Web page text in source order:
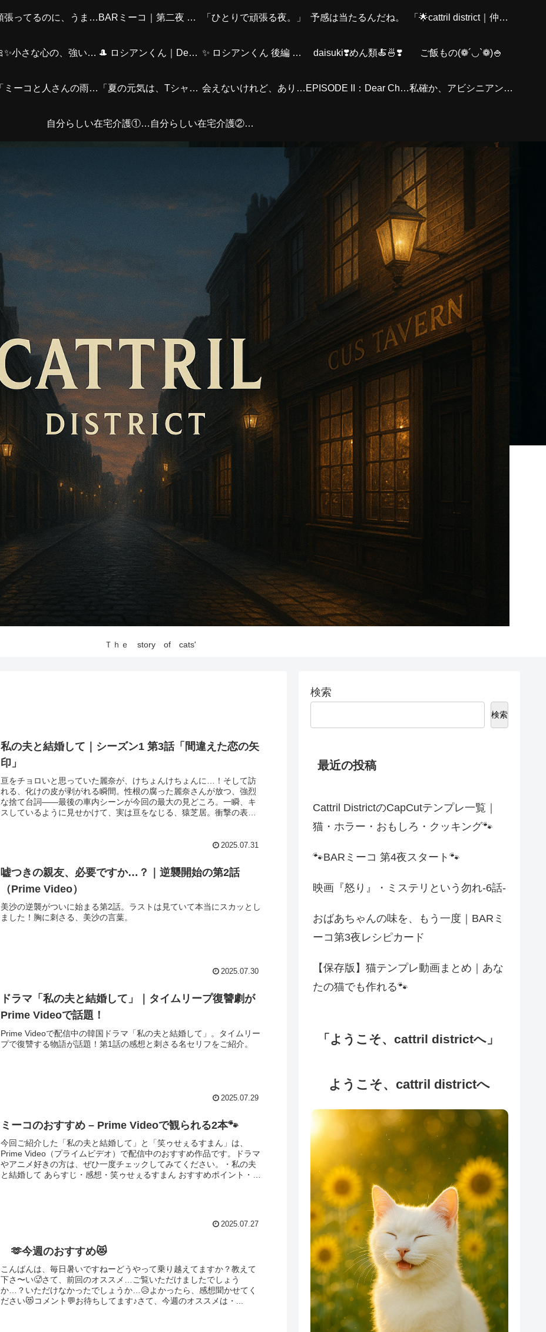
Ｔｈｅ story of cats'
頑張ってるのに、うまくいかない夜に。―シャムくん篇― BARミーコ｜第二夜 ベンガルさん篇 「ひとりで頑張る夜。」 予感は当たるんだね。 「🌟cattril district｜仲間紹介」
🎀✨小さな心の、強い友情～（ミーコver.） 🎩 ロシアンくん｜Departure編 ✨ ロシアンくん 後編 – The Road Back ✨ daisuki❣️めん類🍝🍜❣️ ご飯もの(❁´◡`❁)🍚
「ミーコと人さんの雨の日スタイル｜お気に入りチャームとともに」 「夏の元気は、Tシャツとデニムから。アクセとバッグで私らしく！」 会えないけれど、ありがとう。お父さんへ。 EPISODE II：Dear Chiro 私確か、アビシニアン？あの、スレンダーの？
自分らしい在宅介護①〜はじめに〜 自分らしい在宅介護②｜介護する側の心身の疲れ
私の夫と結婚して｜シーズン1 第3話「間違えた恋の矢
印」
亘をチョロいと思っていた麗奈が、けちょんけちょんに…！そして訪
れる、化けの皮が剥がれる瞬間。性根の腐った麗奈さんが放つ、強烈
な捨て台詞――最後の車内シーンが今回の最大の見どころ。一瞬、キ
スしているように見せかけて、実は亘をなじる、猿芝居。衝撃の表情
2025.07.31
嘘つきの親友、必要ですか…？｜逆襲開始の第2話
（Prime Video）
美沙の逆襲がついに始まる第2話。ラストは見ていて本当にスカッとし
ました！胸に刺さる、美沙の言葉。
2025.07.30
ドラマ「私の夫と結婚して」｜タイムリープ復讐劇が
Prime Videoで話題！
Prime Videoで配信中の韓国ドラマ「私の夫と結婚して」。タイムリー
プで復讐する物語が話題！第1話の感想と刺さる名セリフをご紹介。
2025.07.29
ミーコのおすすめ – Prime Videoで観られる2本🐾
今回ご紹介した「私の夫と結婚して」と「笑ゥせぇるすまん」は、
Prime Video（プライムビデオ）で配信中のおすすめ作品です。ドラマ
やアニメ好きの方は、ぜひ一度チェックしてみてください。・私の夫
と結婚して あらすじ・感想・笑ゥせぇるすまん おすすめポイント・
2025.07.27
🫶今週のおすすめ😻
こんばんは、毎日暑いですねーどうやって乗り越えてますか？教えて
下さ〜い🥵さて、前回のオススメ…ご覧いただけましたでしょう
か…？いただけなかったでしょうか…😥よかったら、感想聞かせてく
ださい😻コメント💬お待ちしてます♪さて、今週のオススメは・...
検索
検索
最近の投稿
Cattril DistrictのCapCutテンプレ一覧｜
猫・ホラー・おもしろ・クッキング🐾
🐾BARミーコ 第4夜スタート🐾
映画『怒り』・ミステリという勿れ-6話-
おばあちゃんの味を、もう一度｜BARミ
ーコ第3夜レシピカード
【保存版】猫テンプレ動画まとめ｜あな
たの猫でも作れる🐾
「ようこそ、cattril districtへ」
ようこそ、cattril districtへ